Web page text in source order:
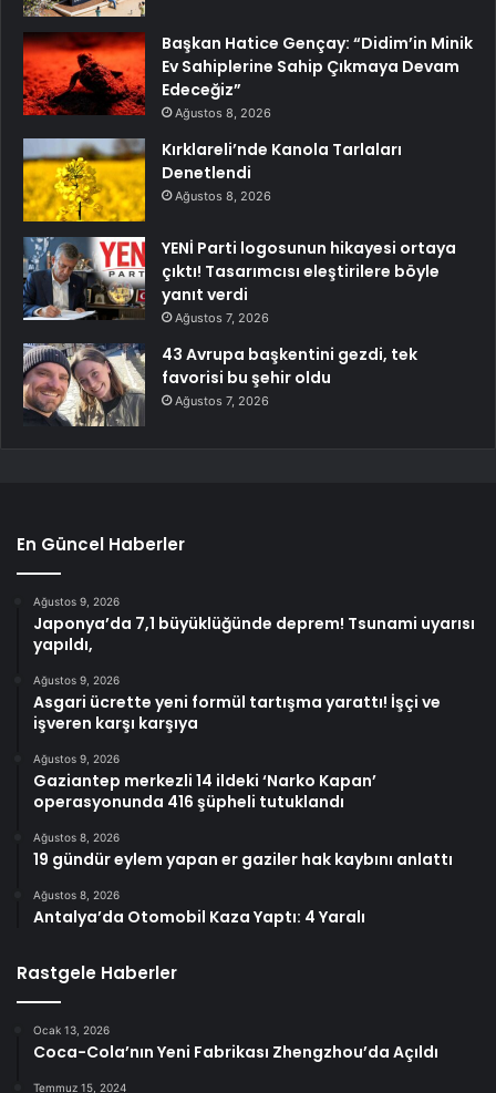
Başkan Hatice Gençay: “Didim’in Minik
Ev Sahiplerine Sahip Çıkmaya Devam
Edeceğiz”
Ağustos 8, 2026
Kırklareli’nde Kanola Tarlaları
Denetlendi
Ağustos 8, 2026
YENİ Parti logosunun hikayesi ortaya
çıktı! Tasarımcısı eleştirilere böyle
yanıt verdi
Ağustos 7, 2026
43 Avrupa başkentini gezdi, tek
favorisi bu şehir oldu
Ağustos 7, 2026
En Güncel Haberler
Ağustos 9, 2026
Japonya’da 7,1 büyüklüğünde deprem! Tsunami uyarısı
yapıldı,
Ağustos 9, 2026
Asgari ücrette yeni formül tartışma yarattı! İşçi ve
işveren karşı karşıya
Ağustos 9, 2026
Gaziantep merkezli 14 ildeki ‘Narko Kapan’
operasyonunda 416 şüpheli tutuklandı
Ağustos 8, 2026
19 gündür eylem yapan er gaziler hak kaybını anlattı
Ağustos 8, 2026
Antalya’da Otomobil Kaza Yaptı: 4 Yaralı
Rastgele Haberler
Ocak 13, 2026
Coca-Cola’nın Yeni Fabrikası Zhengzhou’da Açıldı
Temmuz 15, 2024